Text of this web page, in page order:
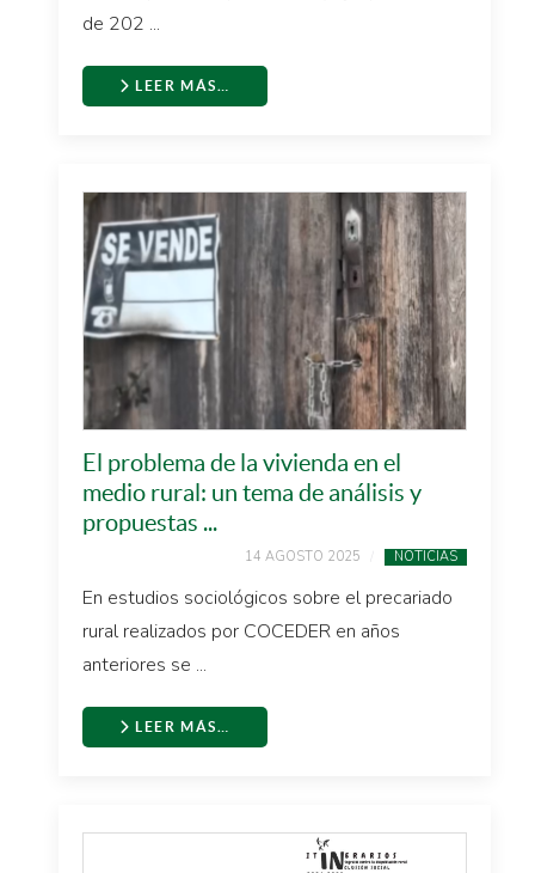
de 202 ...
LEER MÁS…
El problema de la vivienda en el
medio rural: un tema de análisis y
propuestas ...
14 AGOSTO 2025 NOTICIAS
En estudios sociológicos sobre el precariado
rural realizados por COCEDER en años
anteriores se ...
LEER MÁS…